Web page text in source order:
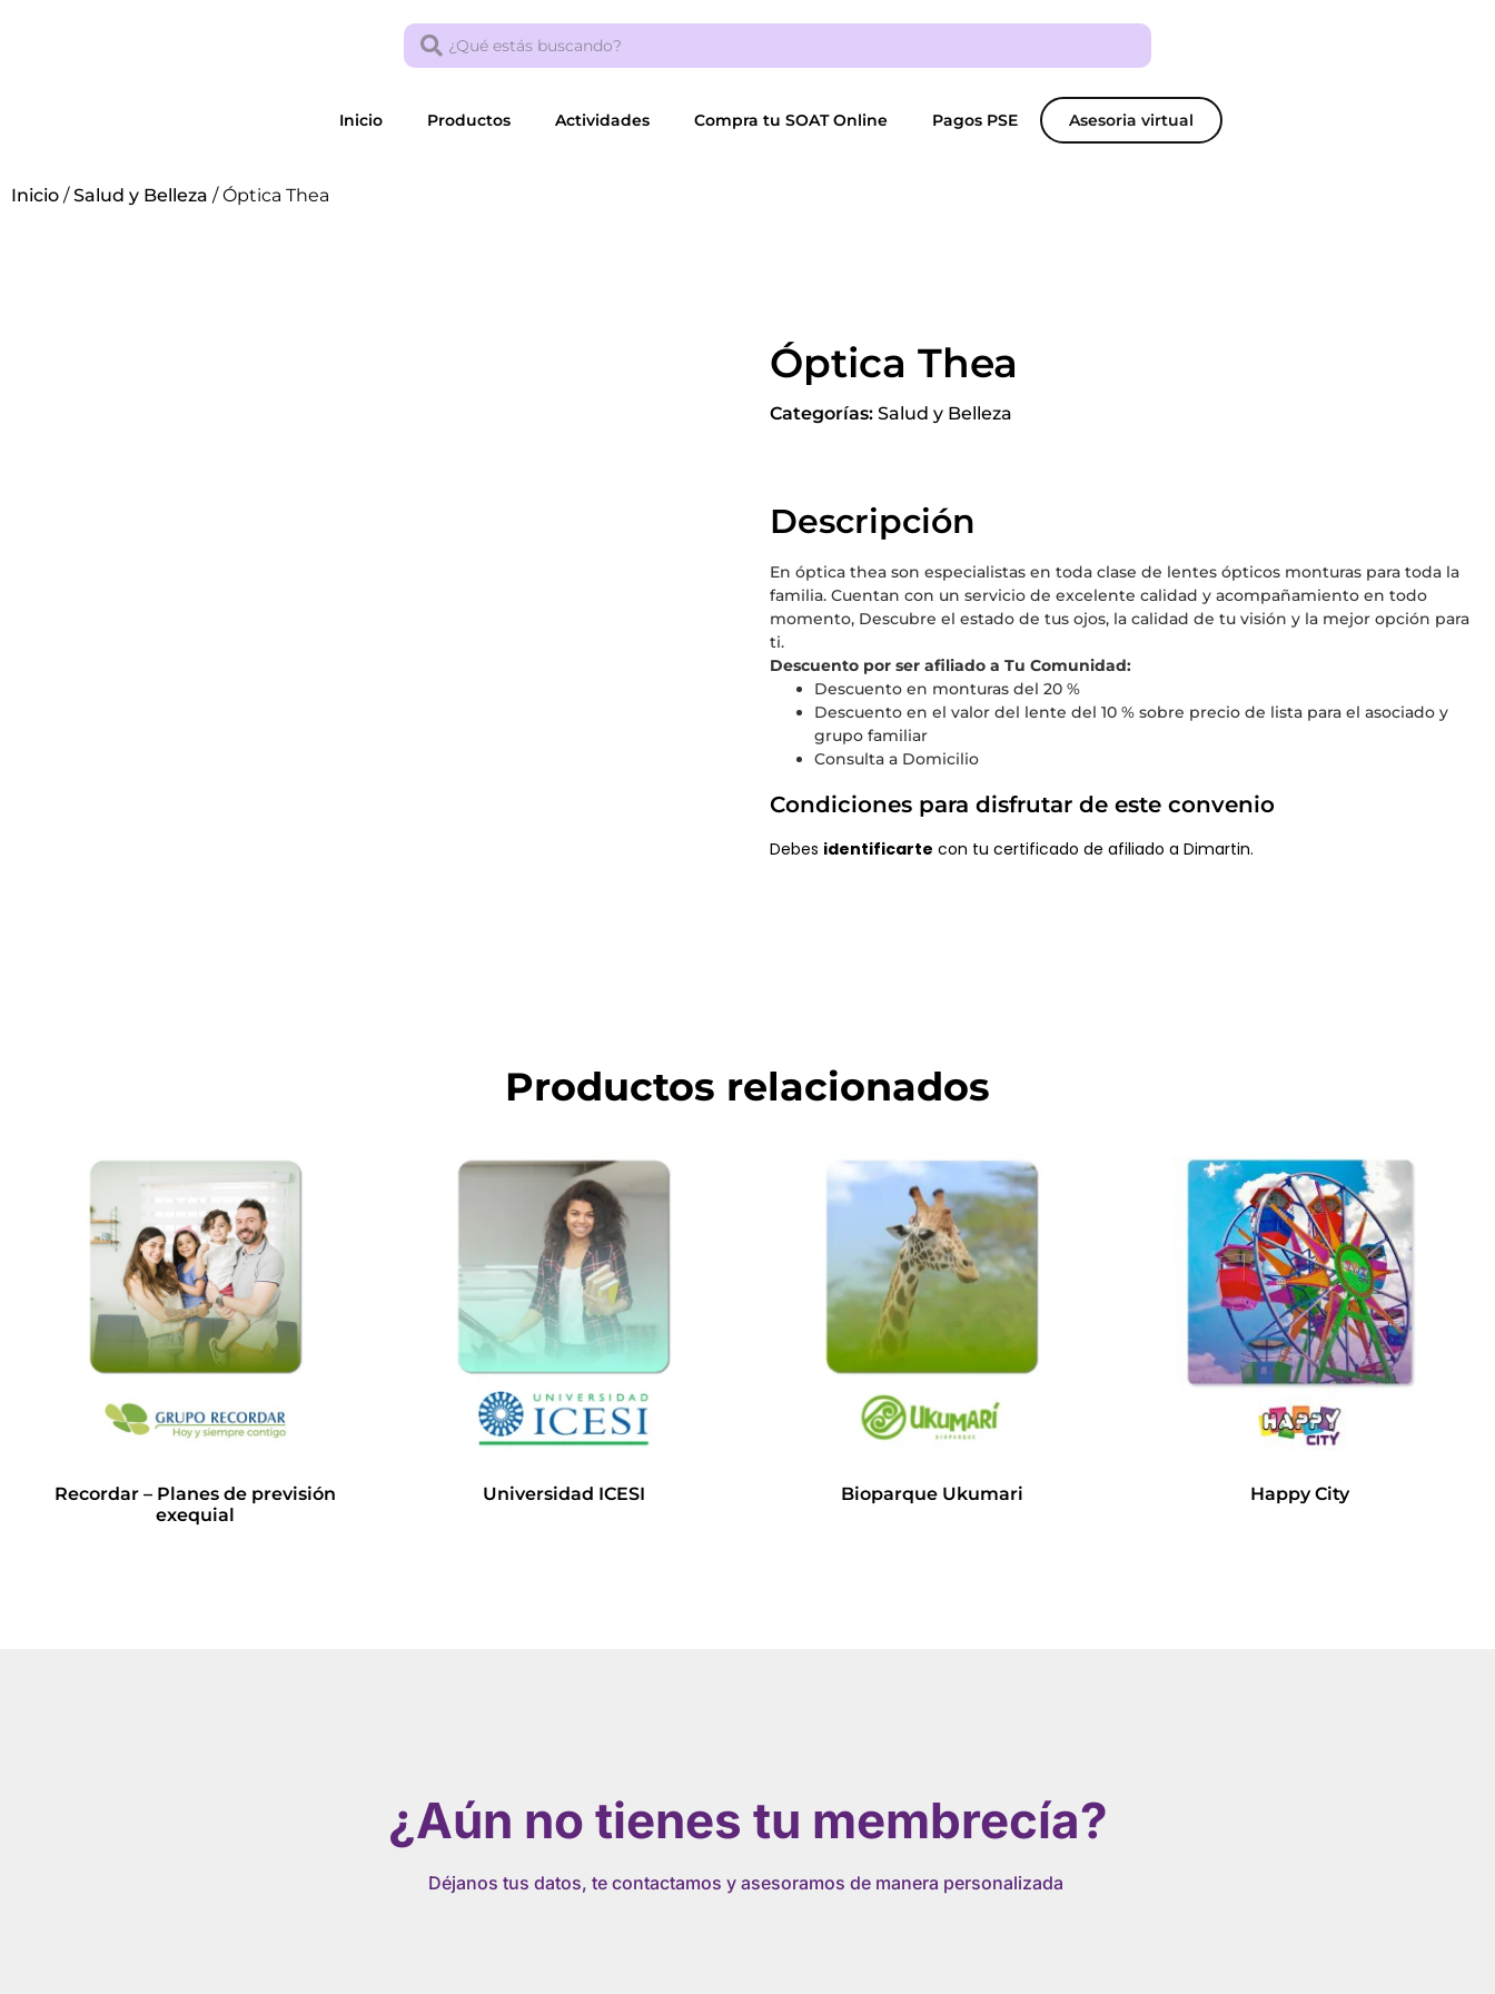
Inicio Productos Actividades Compra tu SOAT Online Pagos PSE Asesoria virtual
Inicio /Salud y Belleza / Óptica Thea
Óptica Thea
Categorías: Salud y Belleza
Descripción
En óptica thea son especialistas en toda clase de lentes ópticos monturas para toda la
familia. Cuentan con un servicio de excelente calidad y acompañamiento en todo
momento, Descubre el estado de tus ojos, la calidad de tu visión y la mejor opción para
ti.
Descuento por ser afiliado a Tu Comunidad:
Descuento en monturas del 20 %
Descuento en el valor del lente del 10 % sobre precio de lista para el asociado y
grupo familiar
Consulta a Domicilio
Condiciones para disfrutar de este convenio
Debes identificarte con tu certificado de afiliado a Dimartin.
Productos relacionados
Recordar – Planes de previsión
exequial
Universidad ICESI
Bioparque Ukumari
Happy City
¿Aún no tienes tu membrecía?
Déjanos tus datos, te contactamos y asesoramos de manera personalizada